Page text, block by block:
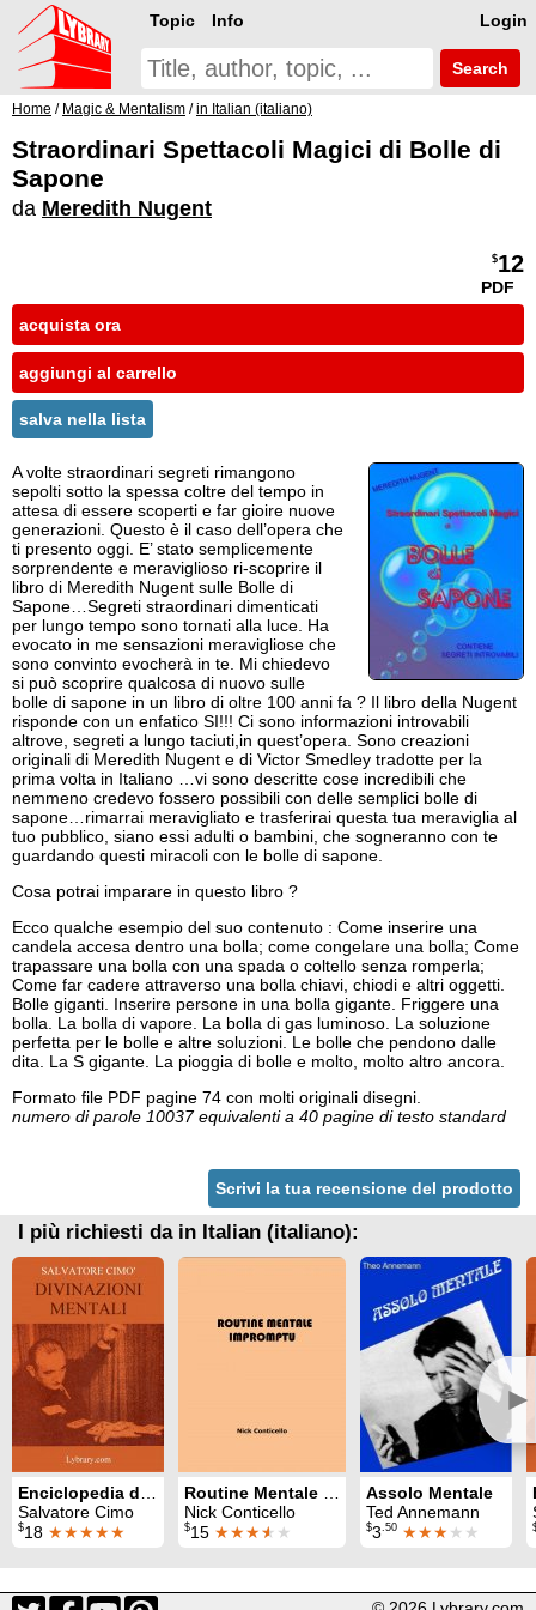
Login
Topic Info
Search
Home / Magic & Mentalism /in Italian (italiano)
Straordinari Spettacoli Magici di Bolle di
Sapone
da Meredith Nugent
$12
PDF
acquista ora
aggiungi al carrello
salva nella lista
A volte straordinari segreti rimangono
sepolti sotto la spessa coltre del tempo in
attesa di essere scoperti e far gioire nuove
generazioni. Questo è il caso dell’opera che
ti presento oggi. E’ stato semplicemente
sorprendente e meraviglioso ri-scoprire il
libro di Meredith Nugent sulle Bolle di
Sapone…Segreti straordinari dimenticati
per lungo tempo sono tornati alla luce. Ha
evocato in me sensazioni meravigliose che
sono convinto evocherà in te. Mi chiedevo
si può scoprire qualcosa di nuovo sulle
bolle di sapone in un libro di oltre 100 anni fa ? Il libro della Nugent
risponde con un enfatico SI!!! Ci sono informazioni introvabili
altrove, segreti a lungo taciuti,in quest’opera. Sono creazioni
originali di Meredith Nugent e di Victor Smedley tradotte per la
prima volta in Italiano …vi sono descritte cose incredibili che
nemmeno credevo fossero possibili con delle semplici bolle di
sapone…rimarrai meravigliato e trasferirai questa tua meraviglia al
tuo pubblico, siano essi adulti o bambini, che sogneranno con te
guardando questi miracoli con le bolle di sapone.
Cosa potrai imparare in questo libro ?
Ecco qualche esempio del suo contenuto : Come inserire una
candela accesa dentro una bolla; come congelare una bolla; Come
trapassare una bolla con una spada o coltello senza romperla;
Come far cadere attraverso una bolla chiavi, chiodi e altri oggetti.
Bolle giganti. Inserire persone in una bolla gigante. Friggere una
bolla. La bolla di vapore. La bolla di gas luminoso. La soluzione
perfetta per le bolle e altre soluzioni. Le bolle che pendono dalle
dita. La S gigante. La pioggia di bolle e molto, molto altro ancora.
Formato file PDF pagine 74 con molti originali disegni.
numero di parole 10037 equivalenti a 40 pagine di testo standard
Scrivi la tua recensione del prodotto
I più richiesti da in Italian (italiano):
►
Enciclopedia dell'Illusionismo vol. II: Divinazioni Mentali
Salvatore Cimo
$18 ★★★★★
Routine Mentale Impromptu (Italian)
Nick Conticello
$15 ★★★★ ★
Assolo Mentale
Ted Annemann
$3.50 ★★★★★